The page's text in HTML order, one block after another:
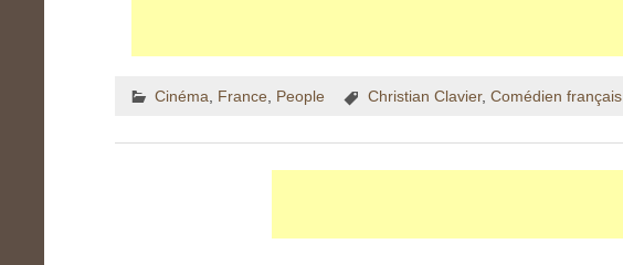
Cinéma France People Christian Clavier,Comédien français